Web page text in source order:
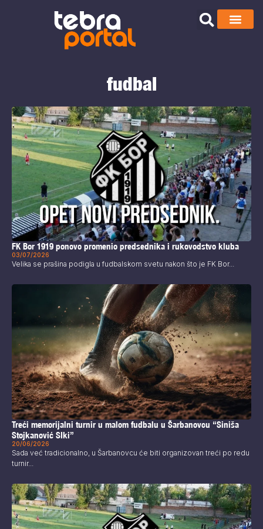
fudbal
FK Bor 1919 ponovo promenio predsednika i rukovodstvo kluba
03/07/2026
Velika se prašina podigla u fudbalskom svetu nakon što je FK Bor...
Treći memorijalni turnir u malom fudbalu u Šarbanovcu “Siniša
Stojkanović SIki”
20/06/2026
Sada već tradicionalno, u Šarbanovcu će biti organizovan treći po redu
turnir...